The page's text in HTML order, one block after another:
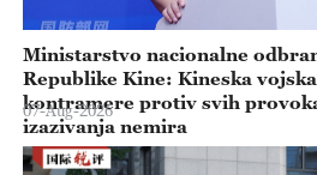
Ministarstvo nacionalne
Republike Kine: Kineska
kontramere protiv svih
izazivanja nemira
07-Aug-2026